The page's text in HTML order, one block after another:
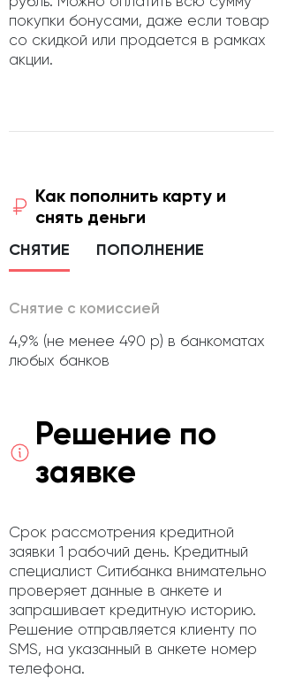
покупки бонусами, даже если товар
со скидкой или продается в рамках
акции.
Как пополнить карту и
снять деньги
СНЯТИЕ ПОПОЛНЕНИЕ
Снятие с комиссией
4,9% (не менее 490 р) в банкоматах
любых банков
Решение по
заявке
Срок рассмотрения кредитной
заявки 1 рабочий день. Кредитный
специалист Ситибанка внимательно
проверяет данные в анкете и
запрашивает кредитную историю.
Решение отправляется клиенту по
SMS, на указанный в анкете номер
телефона.